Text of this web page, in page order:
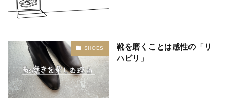
SHOES
靴を磨くことは感性の「リ
ハビリ」